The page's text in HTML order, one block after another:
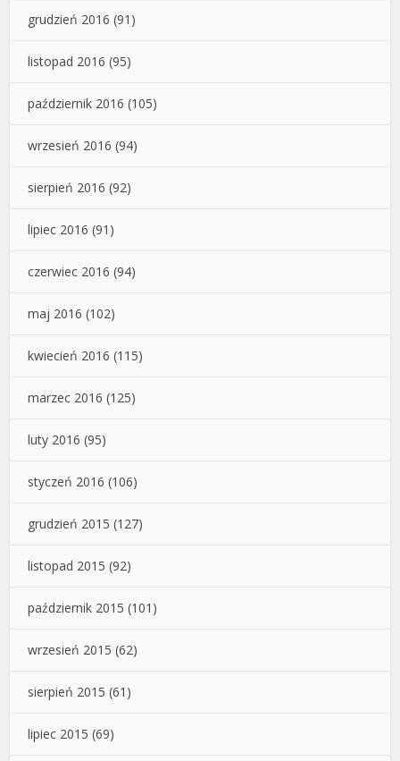
grudzień 2016 (91)
listopad 2016 (95)
październik 2016 (105)
wrzesień 2016 (94)
sierpień 2016 (92)
lipiec 2016 (91)
czerwiec 2016 (94)
maj 2016 (102)
kwiecień 2016 (115)
marzec 2016 (125)
luty 2016 (95)
styczeń 2016 (106)
grudzień 2015 (127)
listopad 2015 (92)
październik 2015 (101)
wrzesień 2015 (62)
sierpień 2015 (61)
lipiec 2015 (69)